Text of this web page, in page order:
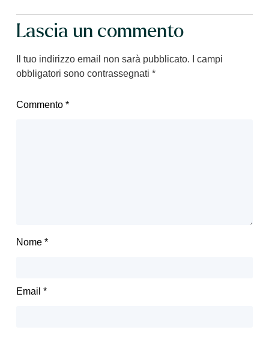
Lascia un commento
Il tuo indirizzo email non sarà pubblicato.
I campi
obbligatori sono contrassegnati *
Commento *
Nome *
Email *